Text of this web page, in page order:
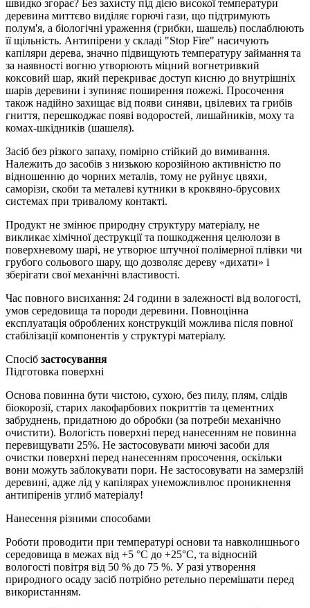
швидко згорає? Без захисту під дією високої температури
деревина миттєво виділяє горючі гази, що підтримують
полум'я, а біологічні ураження (грибки, шашель) послаблюють
її щільність. Антипірени у складі "Stop Fire" насичують
капіляри дерева, значно підвищують температуру займання та
за наявності вогню утворюють міцний вогнетривкий
коксовий шар, який перекриває доступ кисню до внутрішніх
шарів деревини і зупиняє поширення пожежі. Просочення
також надійно захищає від появи синяви, цвілевих та грибів
гниття, перешкоджає появі водоростей, лишайників, моху та
комах-шкідників (шашеля).
Засіб без різкого запаху, помірно стійкий до вимивання.
Належить до засобів з низькою корозійною активністю по
відношенню до чорних металів, тому не руйнує цвяхи,
саморізи, скоби та металеві кутники в кроквяно-брусових
системах при тривалому контакті.
Продукт не змінює природну структуру матеріалу, не
викликає хімічної деструкції та пошкодження целюлози в
поверхневому шарі, не утворює штучної полімерної плівки чи
грубого сольового шару, що дозволяє дереву «дихати» і
зберігати свої механічні властивості.
Час повного висихання: 24 години в залежності від вологості,
умов середовища та породи деревини. Повноцінна
експлуатація оброблених конструкцій можлива після повної
стабілізації компонентів у структурі матеріалу.
Спосіб застосування
Підготовка поверхні
Основа повинна бути чистою, сухою, без пилу, плям, слідів
біокорозії, старих лакофарбових покриттів та цементних
забруднень, придатною до обробки (за потреби механічно
очистити). Вологість поверхні перед нанесенням не повинна
перевищувати 25%. Не застосовувати миючі засоби для
очистки поверхні перед нанесенням просочення, оскільки
вони можуть заблокувати пори. Не застосовувати на замерзлій
деревині, адже лід у капілярах унеможливлює проникнення
антипіренів углиб матеріалу!
Нанесення різними способами
Роботи проводити при температурі основи та навколишнього
середовища в межах від +5 °С до +25°С, та відносній
вологості повітря від 50 % до 75 %. У разі утворення
природного осаду засіб потрібно ретельно перемішати перед
використанням.